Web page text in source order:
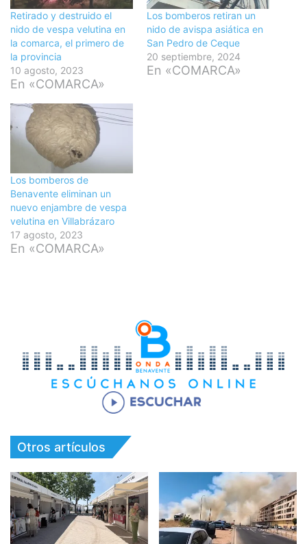
Retirado y destruido el
nido de vespa velutina en
la comarca, el primero de
la provincia
10 agosto, 2023
En «COMARCA»
Los bomberos retiran un
nido de avispa asiática en
San Pedro de Ceque
20 septiembre, 2024
En «COMARCA»
Los bomberos de
Benavente eliminan un
nuevo enjambre de vespa
velutina en Villabrázaro
17 agosto, 2023
En «COMARCA»
Otros artículos